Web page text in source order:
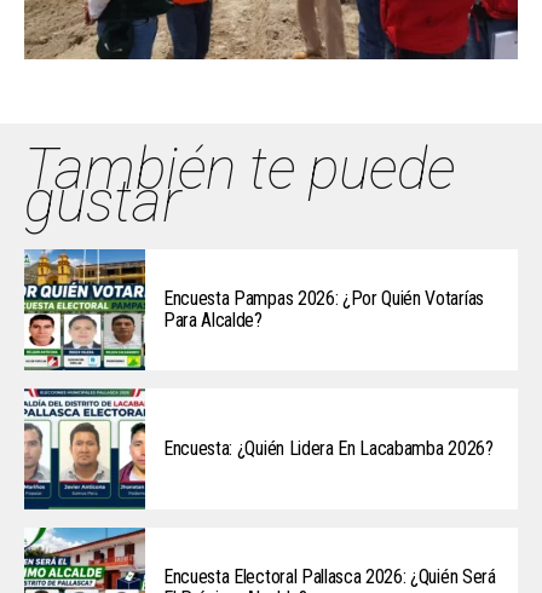
También te puede
gustar
Encuesta Pampas 2026: ¿Por Quién Votarías
Para Alcalde?
Encuesta: ¿Quién Lidera En Lacabamba 2026?
Encuesta Electoral Pallasca 2026: ¿Quién Será